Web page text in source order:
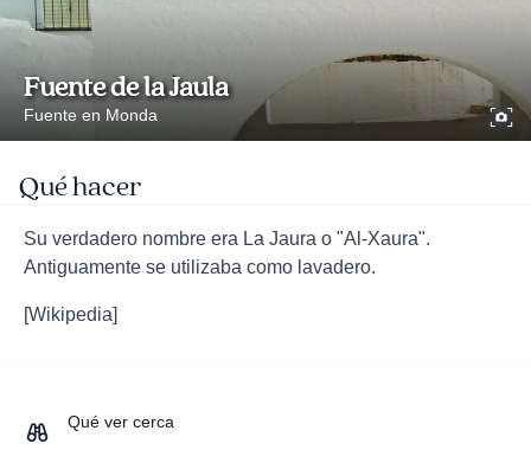
Fuente de la Jaula
Fuente en Monda
Qué hacer
Su verdadero nombre era La Jaura o "Al-Xaura".
Antiguamente se utilizaba como lavadero.
[Wikipedia]
Qué ver cerca